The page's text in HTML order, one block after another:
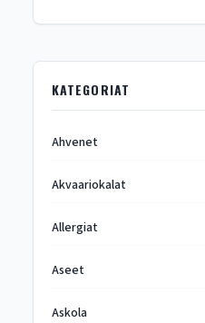
KATEGORIAT
Ahvenet
Akvaariokalat
Allergiat
Aseet
Askola